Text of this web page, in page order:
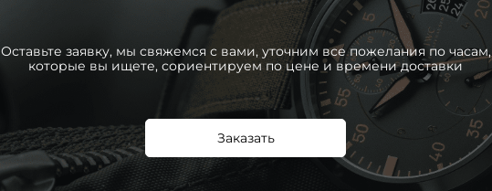
Оставьте заявку, мы свяжемся с вами, уточним все пожелания по часам,
которые вы ищете, сориентируем по цене и времени доставки
Заказать